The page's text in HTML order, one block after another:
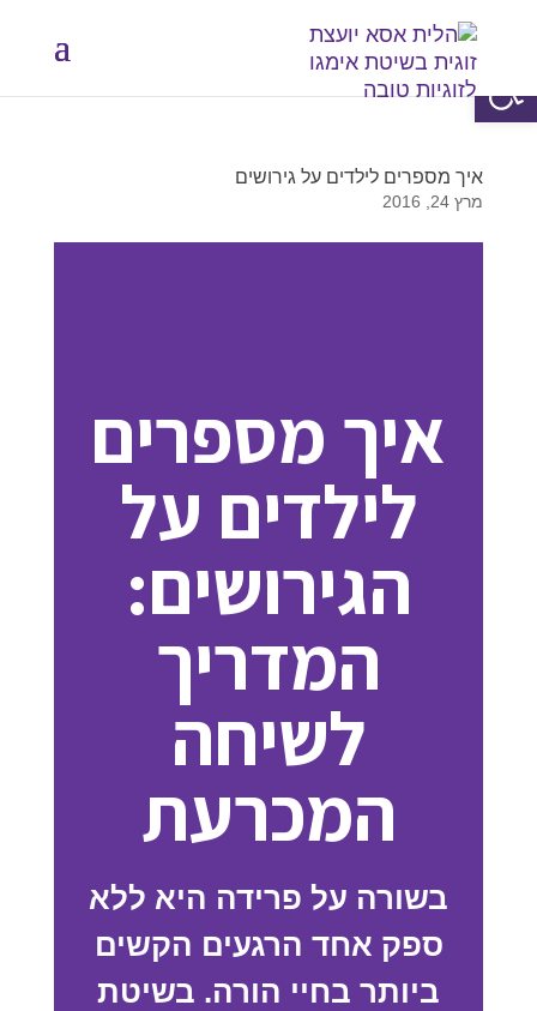
איך מספרים לילדים על גירושים
מרץ 24, 2016
איך מספרים
לילדים על
הגירושים:
המדריך
לשיחה
המכרעת
בשורה על פרידה היא ללא
ספק אחד הרגעים הקשים
ביותר בחיי הורה. בשיטת
פתח סרגל נגישות